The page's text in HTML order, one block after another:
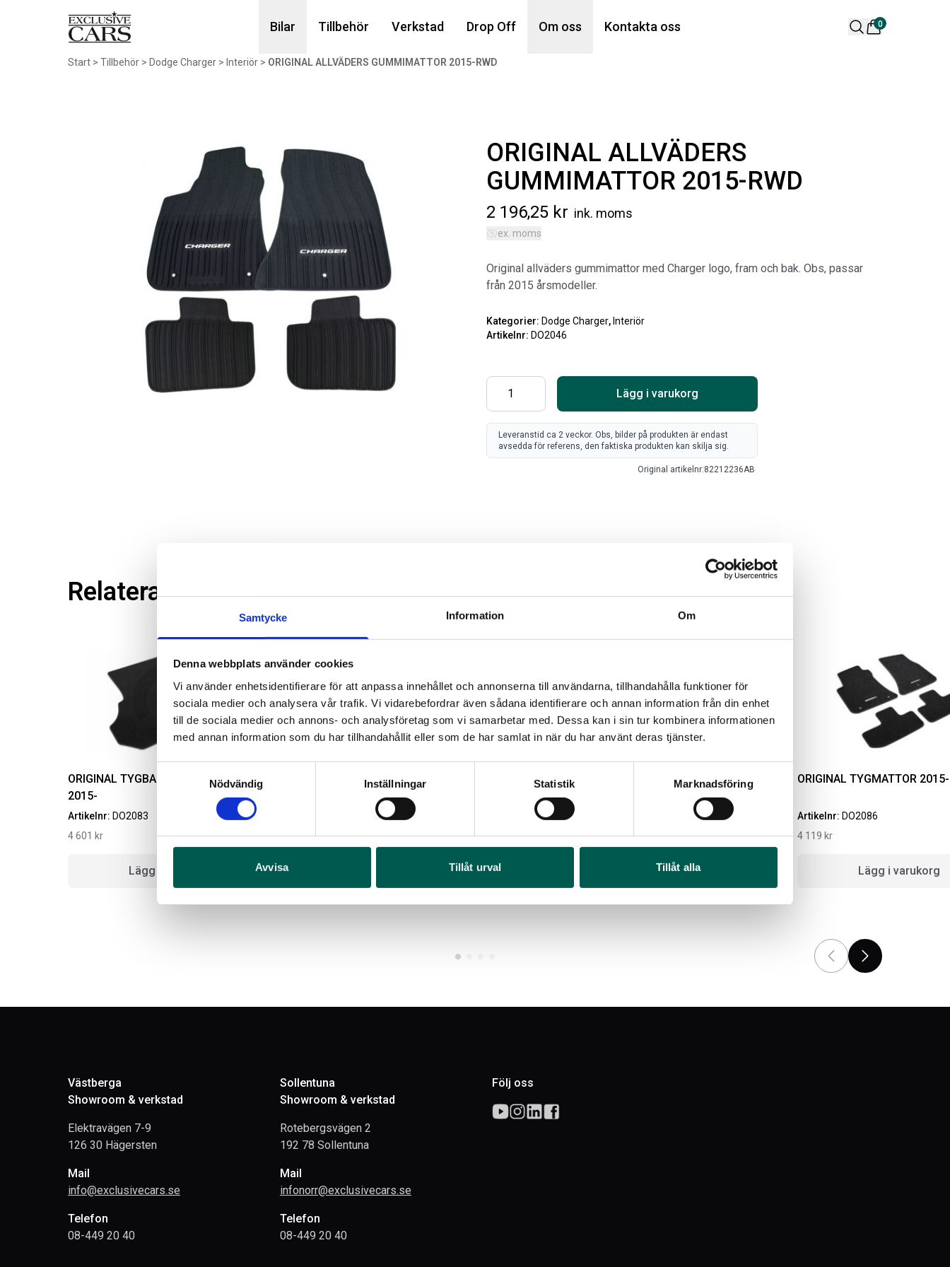
Samtycke Information Om
Denna webbplats använder cookies
Vi använder enhetsidentifierare för att anpassa innehållet och annonserna till användarna, tillhandahålla funktioner för
sociala medier och analysera vår trafik. Vi vidarebefordrar även sådana identifierare och annan information från din enhet
till de sociala medier och annons- och analysföretag som vi samarbetar med. Dessa kan i sin tur kombinera informationen
med annan information som du har tillhandahållit eller som de har samlat in när du har använt deras tjänster.
Nödvändig
Inställningar Statistik Marknadsföring
Avvisa Tillåt urval Tillåt alla
Bilar Tillbehör Verkstad Drop Off Om oss Kontakta oss 0
Din varukorg är tom
Artikelnr:RA0261
CREWCAB
808kr
1 960
ORIGINAL GUMMIMATTOR
FRAM OCH BAK CREWCAB
RAMBOX RAMSEAL
Start > Tillbehör > Dodge Charger > Interiör > ORIGINAL ALLVÄDERS GUMMIMATTOR 2015-RWD
ORIGINAL ALLVÄDERS
GUMMIMATTOR 2015-RWD
2 196,25 kr ink. moms
ex. moms
Original allväders gummimattor med Charger logo, fram och bak. Obs, passar
från 2015 årsmodeller.
Kategorier: Dodge Charger, Interiör
Artikelnr: DO2046
Lägg i varukorg
Leveranstid ca 2 veckor. Obs, bilder på produkten är endast
avsedda för referens, den faktiska produkten kan skilja sig.
Original artikelnr:82212236AB
Relaterade produkter
ORIGINAL TYGBAGAGETYGMATTA
2015-
Artikelnr: DO2083
4 601 kr
Lägg i varukorg
ORIGINAL ALLVÄDERS GUMMIMATTOR
DO2084
4 946kr
Lägg i varukorg
ORIGINAL TYGMATTOR 2015-
Artikelnr:
4 261kr
Lägg i varukorg
ORIGINAL TYGMATTOR
Artikelnr: DO2086
4 119 kr
Lägg i varukorg
Västberga
Showroom & verkstad
Elektravägen 7-9
126 30 Hägersten
Mail
info@exclusivecars.se
Telefon
08-449 20 40
Sollentuna
Showroom & verkstad
Rotebergsvägen 2
192 78 Sollentuna
Mail
infonorr@exclusivecars.se
Telefon
08-449 20 40
Följ oss